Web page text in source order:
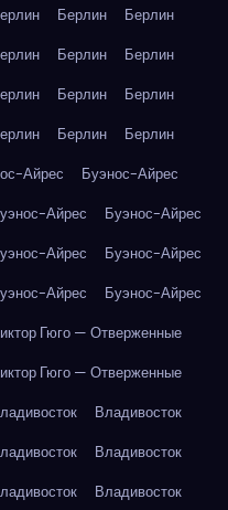
Берлин
Берлин
Берлин
Берлин
Берлин
Берлин
Берлин
Берлин
Айрес
Буэнос-Айрес
Айрес
Буэнос-Айрес
Айрес
Буэнос-Айрес
Айрес
Буэнос-Айрес
Гюго — Отверженные
Гюго — Отверженные
Владивосток
Владивосток
Владивосток